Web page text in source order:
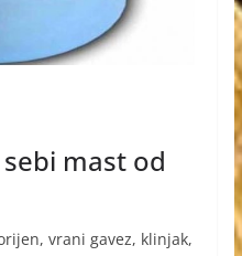
mast od
vrani gavez, klinjak,